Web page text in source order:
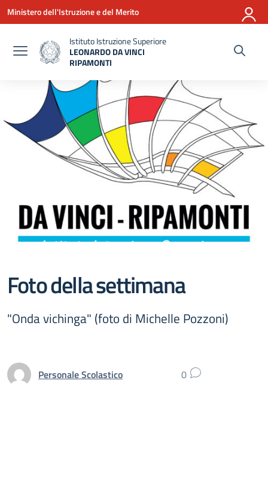
Vai ai contenuti
Vai al menu di navigazione
Vai al footer
Ministero dell'Istruzione e del Merito
Istituto Istruzione Superiore
LEONARDO DA VINCI
RIPAMONTI
Foto della settimana
"Onda vichinga" (foto di Michelle Pozzoni)
Personale Scolastico 0